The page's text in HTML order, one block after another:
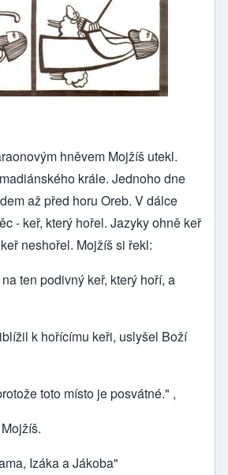
hněvem Mojžíš utekl.
krále. Jednoho dne
až před horu Oreb. V dálce
- keř, který hořel. Jazyky ohně keř
neshořel. Mojžíš si řekl:
ten podivný keř, který hoří, a
k hořícímu keři, uslyšel Boží
toto místo je posvátné." ,
Izáka a Jákoba"